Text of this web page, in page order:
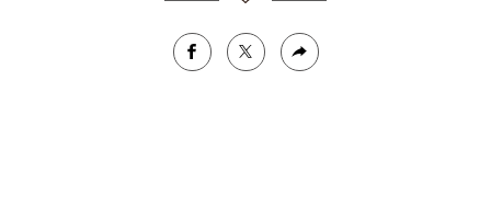
facebooktwitter
Plus
de